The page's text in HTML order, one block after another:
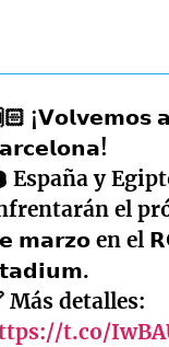
¡𝗩𝗼𝗹𝘃𝗲𝗺𝗼𝘀 𝗮
y
el
𝗺𝗮𝗿𝘇𝗼 en el
Más detalles:
t.co/